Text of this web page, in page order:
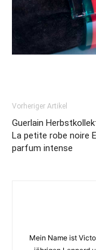
Vorheriger Artikel
Guerlain
La petite robe noire
parfum intense
Mein Name ist